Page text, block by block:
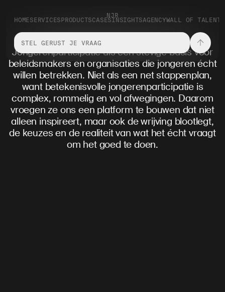
HOMESERVICESPRODUCTSCASESINSIGHTSAGENCYWALL OF TALENT
NJR
NJR ontwikkelde de Bouwstenen voor
Jongerenparticipatie als een stevige basis voor
beleidsmakers en organisaties die jongeren écht
willen betrekken. Niet als een net stappenplan,
want betekenisvolle jongerenparticipatie is
complex, rommelig en vol afwegingen. Daarom
vroegen ze ons een platform te bouwen dat niet
alleen inspireert, maar ook de wrijving blootlegt,
de keuzes en de realiteit van wat het écht vraagt
om het goed te doen.